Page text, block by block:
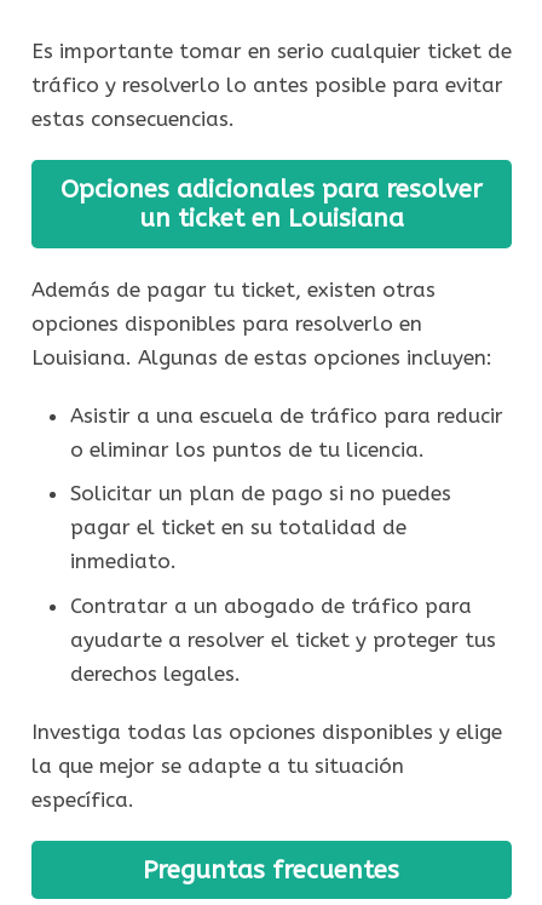
Es importante tomar en serio cualquier ticket de
tráfico y resolverlo lo antes posible para evitar
estas consecuencias.
Opciones adicionales para resolver
un ticket en Louisiana
Además de pagar tu ticket, existen otras
opciones disponibles para resolverlo en
Louisiana. Algunas de estas opciones incluyen:
Asistir a una escuela de tráfico para reducir
o eliminar los puntos de tu licencia.
Solicitar un plan de pago si no puedes
pagar el ticket en su totalidad de
inmediato.
Contratar a un abogado de tráfico para
ayudarte a resolver el ticket y proteger tus
derechos legales.
Investiga todas las opciones disponibles y elige
la que mejor se adapte a tu situación
específica.
Preguntas frecuentes